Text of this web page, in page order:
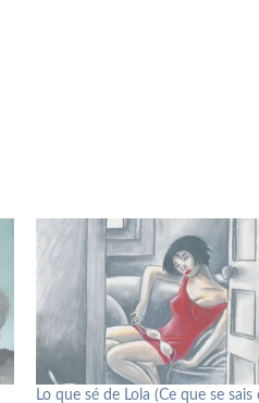
Lo que sé de Lola (Ce que se sais